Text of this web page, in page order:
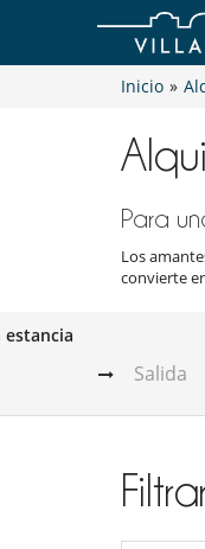
Inicio »
Para
Los
convierte
estancia